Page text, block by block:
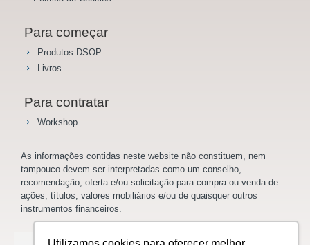
Para começar
Produtos DSOP
Livros
Para contratar
Workshop
As informações contidas neste website não constituem, nem
tampouco devem ser interpretadas como um conselho,
recomendação, oferta e/ou solicitação para compra ou venda de
ações, títulos, valores mobiliários e/ou de quaisquer outros
instrumentos financeiros.